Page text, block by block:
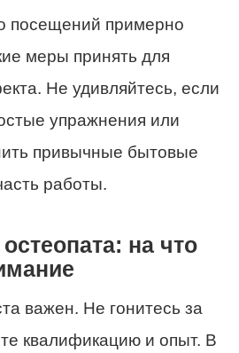
посещений примерно
меры принять для
Не удивляйтесь, если
упражнения или
привычные бытовые
работы.
на что
важен. Не гонитесь за
квалификацию и опыт. В